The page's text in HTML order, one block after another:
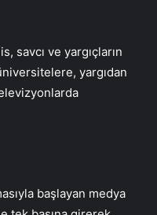
savcı ve yargıçların
yargıdan
başlayan medya